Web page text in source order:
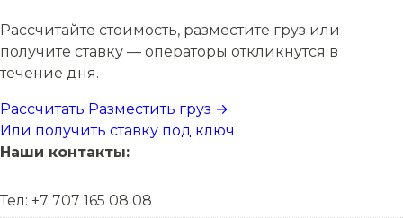
Рассчитайте стоимость, разместите груз или
получите ставку — операторы откликнутся в
течение дня.
Рассчитать Разместить груз →
Или получить ставку под ключ
Наши контакты:
Тел: +7 707 165 08 08